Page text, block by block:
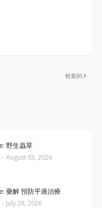
較新的
野生蟲草
- August 03, 2026
藥解 預防平過治療
- July 28, 2026